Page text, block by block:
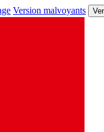
Version malvoyants